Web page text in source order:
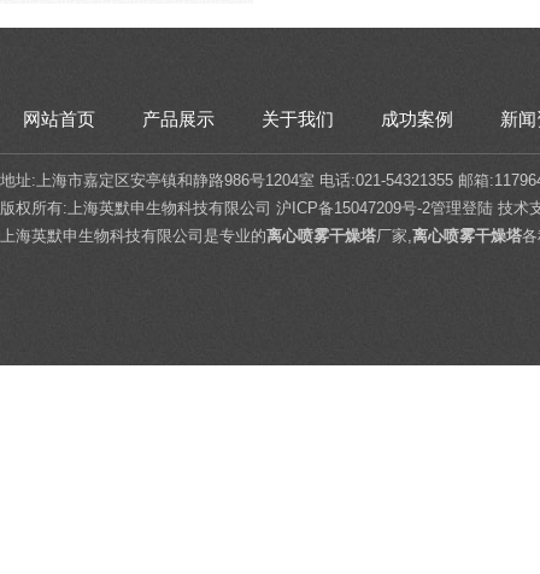
哪些标准？
网站首页 产品展示 关于我们 成功案例 新
地址:上海市嘉定区安亭镇和静路986号1204室 电话:021-54321355 邮箱
版权所有:上海英默申生物科技有限公司 沪ICP备15047209号-2管理登陆 技术
上海英默申生物科技有限公司是专业的离心喷雾干燥塔厂家,离心喷雾干燥塔